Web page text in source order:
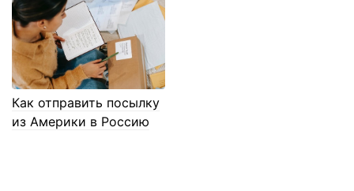
Как отправить посылку
из Америки в Россию